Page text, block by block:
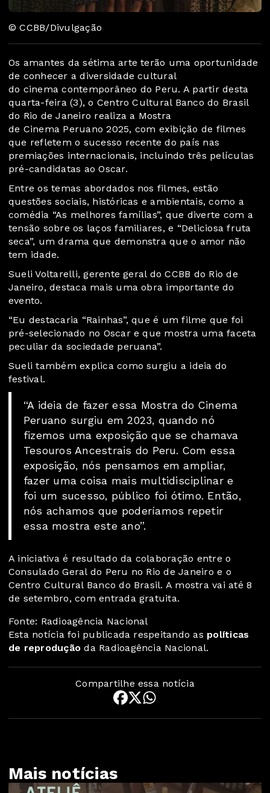
© CCBB/Divulgação
Os amantes da sétima arte terão uma oportunidade
de conhecer a diversidade cultural
do cinema contemporâneo do Peru. A partir desta
quarta-feira (3), o Centro Cultural Banco do Brasil
do Rio de Janeiro realiza a Mostra
de Cinema Peruano 2025, com exibição de filmes
que refletem o sucesso recente do país nas
premiações internacionais, incluindo três películas
pré-candidatas ao Oscar.
Entre os temas abordados nos filmes, estão
questões sociais, históricas e ambientais, como a
comédia “As melhores famílias”, que diverte com a
tensão sobre os laços familiares, e “Deliciosa fruta
seca”, um drama que demonstra que o amor não
tem idade.
Sueli Voltarelli, gerente geral do CCBB do Rio de
Janeiro, destaca mais uma obra importante do
evento.
“Eu destacaria “Rainhas”, que é um filme que foi
pré-selecionado no Oscar e que mostra uma faceta
peculiar da sociedade peruana”.
Sueli também explica como surgiu a ideia do
festival.
“A ideia de fazer essa Mostra do Cinema
Peruano surgiu em 2023, quando nó
fizemos uma exposição que se chamava
Tesouros Ancestrais do Peru. Com essa
exposição, nós pensamos em ampliar,
fazer uma coisa mais multidisciplinar e
foi um sucesso, público foi ótimo. Então,
nós achamos que poderíamos repetir
essa mostra este ano”.
A iniciativa é resultado da colaboração entre o
Consulado Geral do Peru no Rio de Janeiro e o
Centro Cultural Banco do Brasil. A mostra vai até 8
de setembro, com entrada gratuita.
Fonte: Radioagência Nacional
Esta notícia foi publicada respeitando as políticas
de reprodução da Radioagência Nacional.
Compartilhe essa notícia
Mais notícias